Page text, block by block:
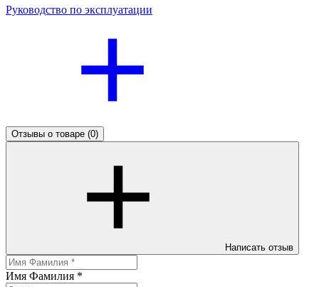
Руководство по эксплуатации
Отзывы о товаре (0)
Написать отзыв
Имя Фамилия *